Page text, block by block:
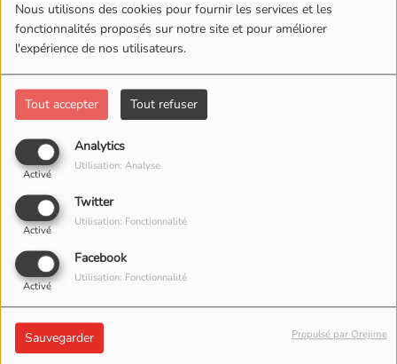
Nous utilisons des cookies pour fournir les services et les
fonctionnalités proposés sur notre site et pour améliorer
l'expérience de nos utilisateurs.
Tout accepter Tout refuser
Analytics
Activé
Utilisation: Analyse
Twitter
Activé
Utilisation: Fonctionnalité
Facebook
Activé
Utilisation: Fonctionnalité
Sauvegarder Propulsé par Orejime
18 MAI 2026 -